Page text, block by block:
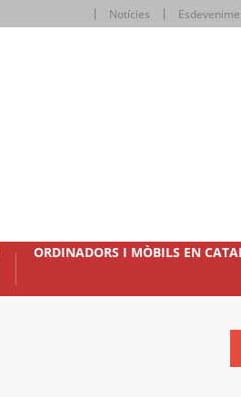
Notícies
ORDINADORS I MÒBILS EN